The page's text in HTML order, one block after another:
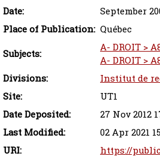
Date:
September
Place of Publication: Québec
Subjects:
A- DROIT >
A- DROIT >
Divisions:
Institut de
Site:
UT1
Date Deposited:
27 Nov 2012
Last Modified:
02 Apr 2021
URI:
https://